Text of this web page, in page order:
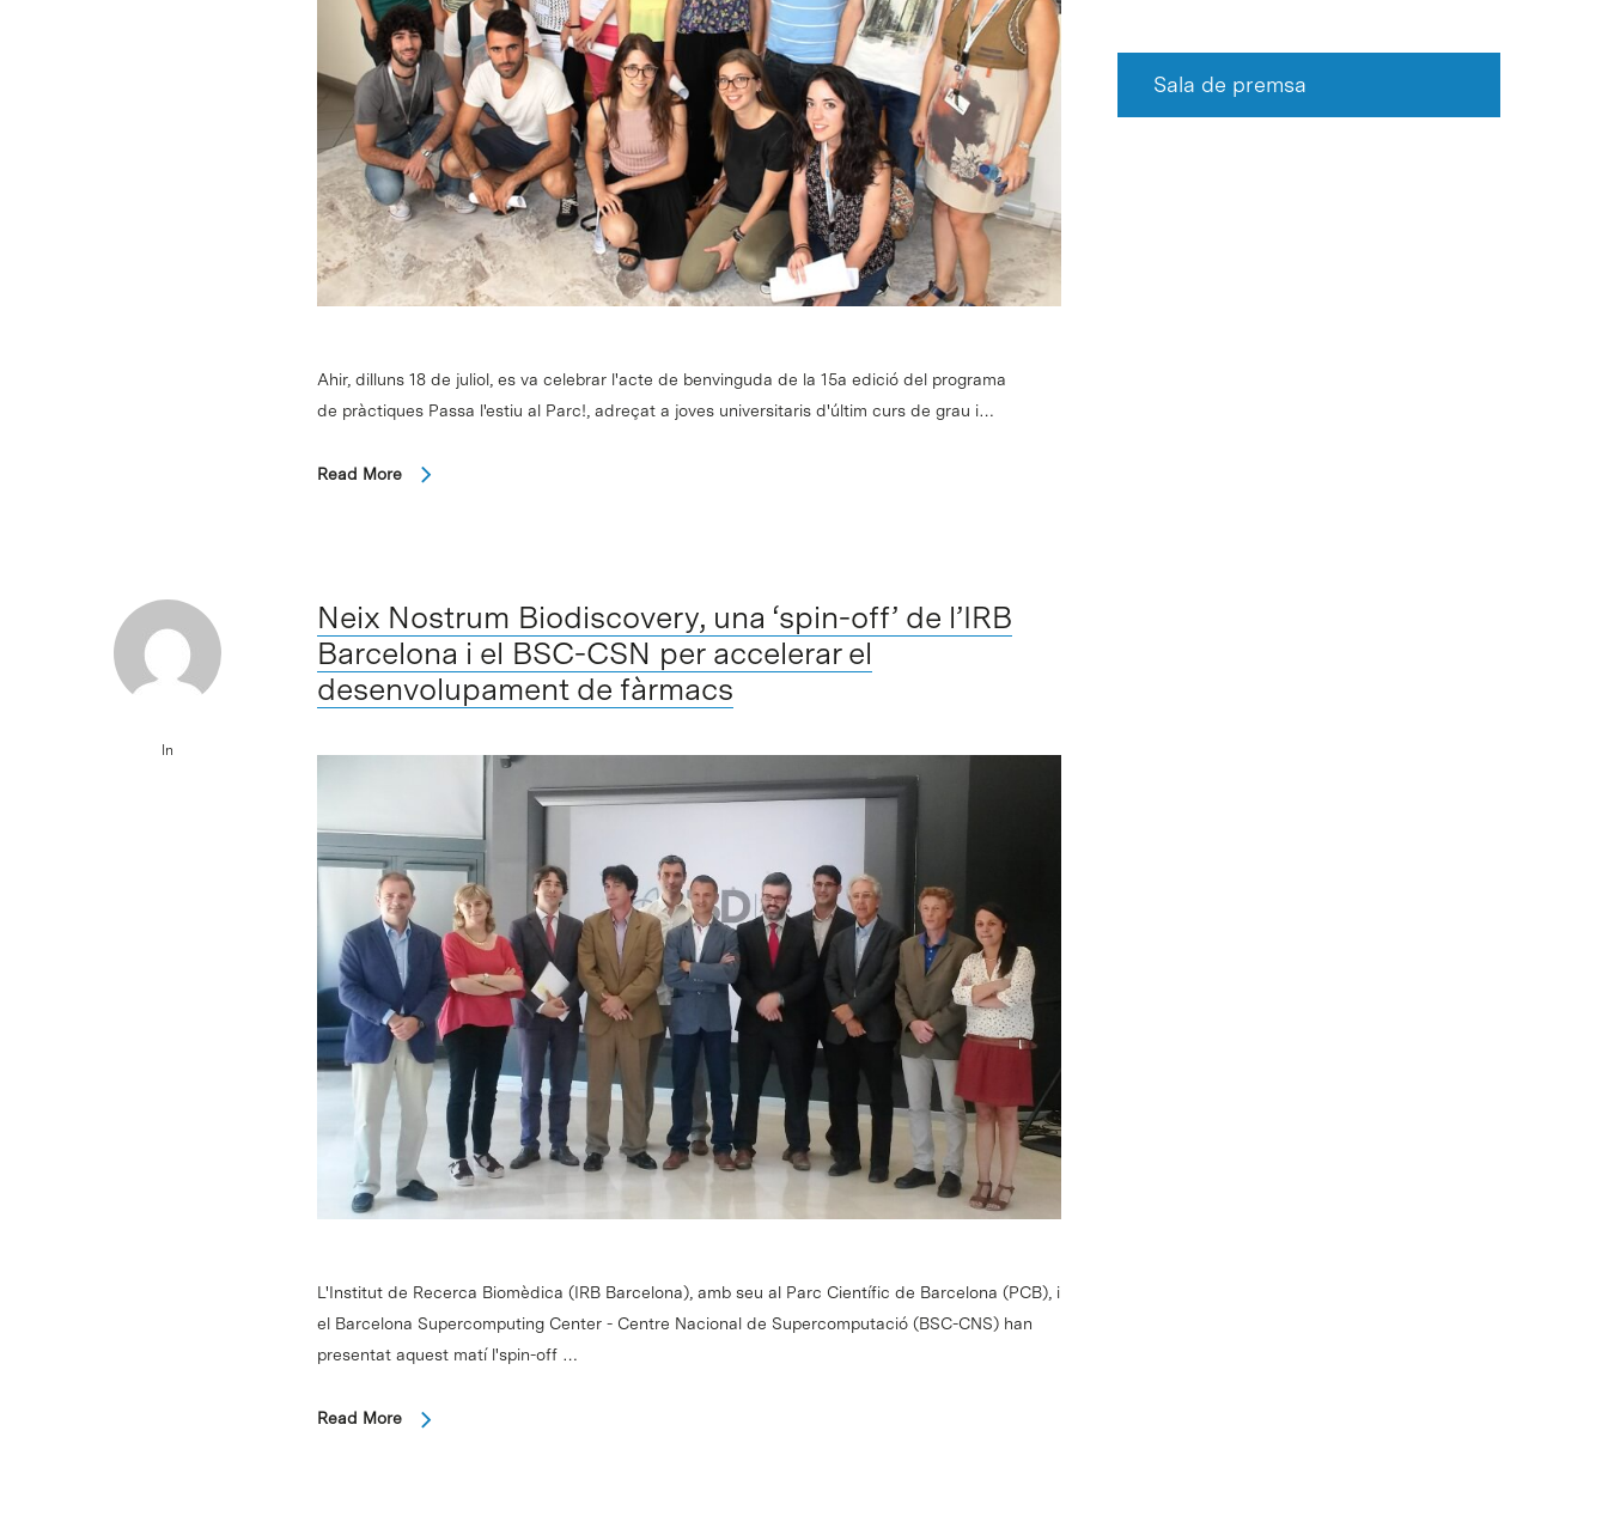
Ahir, dilluns 18 de juliol, es va celebrar l'acte de benvinguda de la 15a edició del programa
de pràctiques Passa l'estiu al Parc!, adreçat a joves universitaris d'últim curs de grau i…
Read More
In
Neix Nostrum Biodiscovery, una ‘spin-off’ de l’IRB
Barcelona i el BSC-CSN per accelerar el
desenvolupament de fàrmacs
L'Institut de Recerca Biomèdica (IRB Barcelona), amb seu al Parc Científic de Barcelona (PCB), i
el Barcelona Supercomputing Center - Centre Nacional de Supercomputació (BSC-CNS) han
presentat aquest matí l'spin-off …
Read More
Sala de premsa